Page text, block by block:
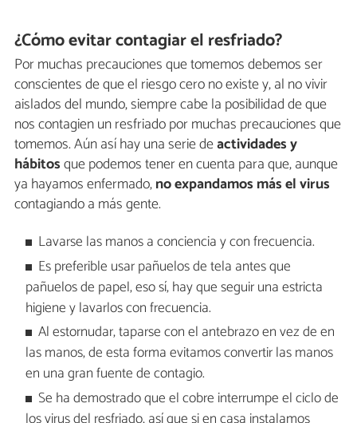
¿Cómo evitar contagiar el resfriado?
Por muchas precauciones que tomemos debemos ser
conscientes de que el riesgo cero no existe y, al no vivir
aislados del mundo, siempre cabe la posibilidad de que
nos contagien un resfriado por muchas precauciones que
tomemos. Aún así hay una serie deactividades y
hábitosque podemos tener en cuenta para que, aunque
ya hayamos enfermado,no expandamos más el virus
contagiando a más gente.
Lavarse las manos a conciencia y con frecuencia.
Es preferible usar pañuelos de tela antes que
pañuelos de papel, eso sí, hay que seguir una estricta
higiene y lavarlos con frecuencia.
Al estornudar, taparse con el antebrazo en vez de en
las manos, de esta forma evitamos convertir las manos
en una gran fuente de contagio.
Se ha demostrado que el cobre interrumpe el ciclo de